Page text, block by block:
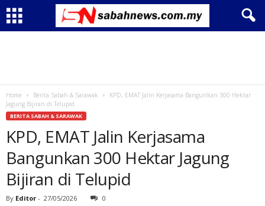
Home Berita Sabah & Sarawak
KPD, EMAT Jalin Kerjasama Bangunkan 300 Hektar
Jagung Bijiran di Telupid
BERITA SABAH & SARAWAK
KPD, EMAT Jalin Kerjasama
Bangunkan 300 Hektar Jagung
Bijiran di Telupid
By Editor - 27/05/2026 0